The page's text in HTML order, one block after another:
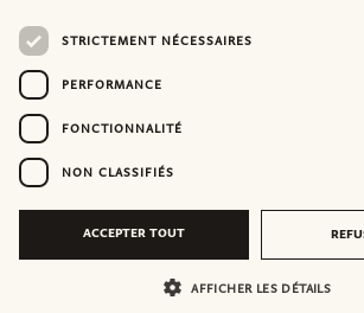
STRICTEMENT NÉCESSAIRES
PERFORMANCE
FONCTIONNALITÉ
NON CLASSIFIÉS
ACCEPTER TOUT
AFFICHER LES DÉTAILS